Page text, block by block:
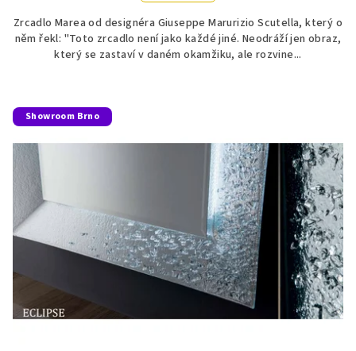
Zrcadlo Marea od designéra Giuseppe Marurizio Scutella, který o
něm řekl: "Toto zrcadlo není jako každé jiné. Neodráží jen obraz,
který se zastaví v daném okamžiku, ale rozvine...
Showroom Brno